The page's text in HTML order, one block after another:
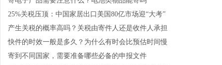
25%关税压顶：中国家居出口美国80亿市场迎“大考”
产生关税的概率高吗？关税由寄件人还是收件人承担
快件的时效一般是多久？为什么有时会比预估时间慢
寄到不同国家，需要准备哪些必备的申报文件